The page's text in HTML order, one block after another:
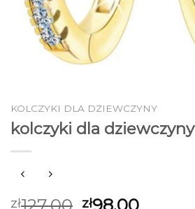
KOLCZYKI DLA DZIEWCZYNY
kolczyki dla dziewczyny
zł zł